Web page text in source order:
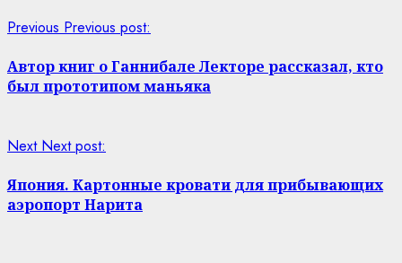
Previous Previous post:
Автор книг о Ганнибале Лекторе рассказал, кто
был прототипом маньяка
Next Next post:
Япония. Картонные кровати для прибывающих
аэропорт Нарита